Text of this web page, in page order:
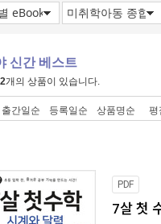
신간 베스트
개의 상품이 있습니다.
출간일순 등록일순 상품명순 평
PDF
7살 첫